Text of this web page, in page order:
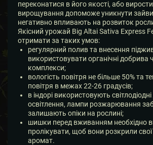
переконатися в його якості, або
вирощування допоможе уникнути
негативно впливають на розвиток
Якісний урожай Big Altai Sativa Express
отримати за таких умов:
регулярний полив та внесення
використовувати органічні добрива
комплекси;
вологість повітря не більше 50% та
повітря в межах 22-26 градусів;
в індорі використовують
освітлення, лампи розжарювання
залишають опіки на рослині;
шишки перед вживанням необхідно
пролікувати, щоб вони розкрили свої
аромат.